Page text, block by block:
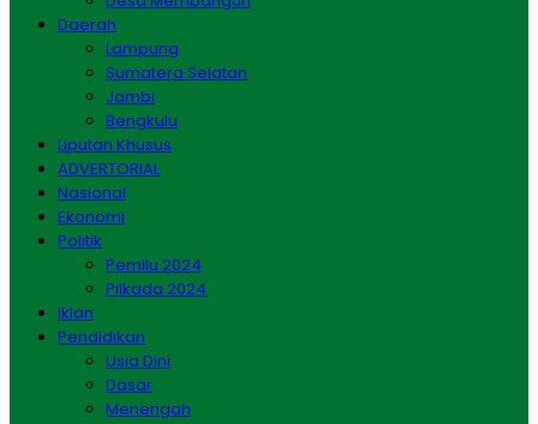
Daerah
Lampung
Sumatera Selatan
Jambi
Bengkulu
Liputan Khusus
ADVERTORIAL
Nasional
Ekonomi
Politik
Pemilu 2024
Pilkada 2024
Iklan
Pendidikan
Usia Dini
Dasar
Menengah